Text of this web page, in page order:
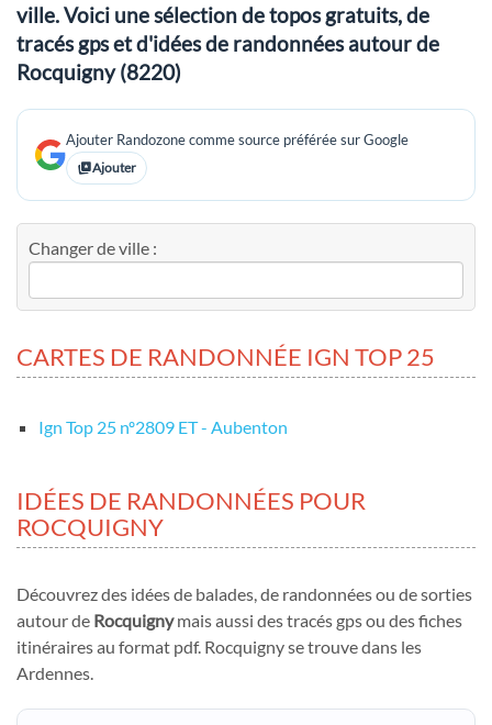
ville. Voici une sélection de topos gratuits, de
tracés gps et d'idées de randonnées autour de
Rocquigny (8220)
Ajouter Randozone comme source préférée sur Google
Ajouter
Changer de ville :
CARTES DE RANDONNÉE IGN TOP 25
Ign Top 25 nº2809 ET - Aubenton
IDÉES DE RANDONNÉES POUR
ROCQUIGNY
Découvrez des idées de balades, de randonnées ou de sorties
autour de Rocquignymais aussi des tracés gps ou des fiches
itinéraires au format pdf. Rocquigny se trouve dans les
Ardennes.